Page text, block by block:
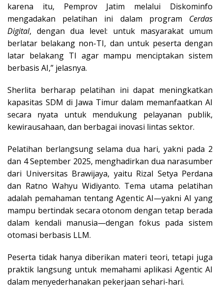
karena itu, Pemprov Jatim melalui Diskominfo
mengadakan pelatihan ini dalam program Cerdas
Digital, dengan dua level: untuk masyarakat umum
berlatar belakang non-TI, dan untuk peserta dengan
latar belakang TI agar mampu menciptakan sistem
berbasis AI,” jelasnya.
Sherlita berharap pelatihan ini dapat meningkatkan
kapasitas SDM di Jawa Timur dalam memanfaatkan AI
secara nyata untuk mendukung pelayanan publik,
kewirausahaan, dan berbagai inovasi lintas sektor.
Pelatihan berlangsung selama dua hari, yakni pada 2
dan 4 September 2025, menghadirkan dua narasumber
dari Universitas Brawijaya, yaitu Rizal Setya Perdana
dan Ratno Wahyu Widiyanto. Tema utama pelatihan
adalah pemahaman tentang Agentic AI—yakni AI yang
mampu bertindak secara otonom dengan tetap berada
dalam kendali manusia—dengan fokus pada sistem
otomasi berbasis LLM.
Peserta tidak hanya diberikan materi teori, tetapi juga
praktik langsung untuk memahami aplikasi Agentic AI
dalam menyederhanakan pekerjaan sehari-hari.